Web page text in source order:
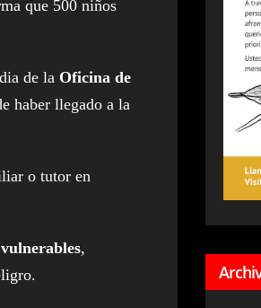
que 500 niños
de la Oficina de
haber llegado a la
o tutor en
,